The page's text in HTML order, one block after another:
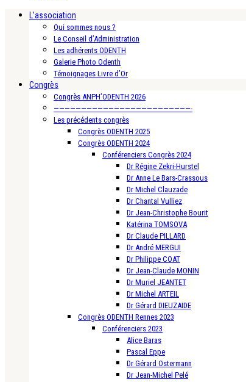
L’association
Qui sommes nous ?
Le Conseil d’Administration
Les adhérents ODENTH
Galerie Photo Odenth
Témoignages Livre d’Or
Congrès
Congrès ANPH’ODENTH 2026
—————————————————————————-
Les précédents congrès
Congrès ODENTH 2025
Congrès ODENTH 2024
Conférenciers Congrès 2024
Dr Régine Zekri-Hurstel
Dr Anne Le Bars-Crassous
Dr Michel Clauzade
Dr Chantal Vulliez
Dr Jean-Christophe Bourit
Katérina TOMSOVA
Dr Claude PILLARD
Dr André MERGUI
Dr Philippe COAT
Dr Jean-Claude MONIN
Dr Muriel JEANTET
Dr Michel ARTEIL
Dr Gérard DIEUZAIDE
Congrès ODENTH Rennes 2023
Conférenciers 2023
Alice Baras
Pascal Eppe
Dr Gérard Ostermann
Dr Jean-Michel Pelé